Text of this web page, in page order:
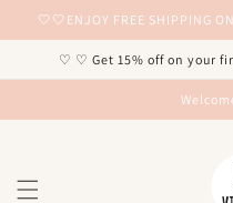
directamente
al contenido
🤍🤍ENJOY FREE SHIPPING
♡ ♡ Get 15% off on your